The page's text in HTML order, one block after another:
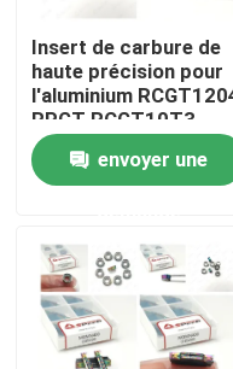
Contrôle de la qualité
Contact
nouvelles
Tous les cas
Insertion de
Insert de carbure de
haute précision pour
l'aluminium
RPGT RCGT10T3
RCGT1003 DLC
revêtement PVD et
résistance à l'usure
envoyer une